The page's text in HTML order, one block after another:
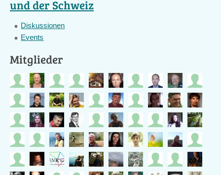
und der Schweiz
Diskussionen
Events
Mitglieder